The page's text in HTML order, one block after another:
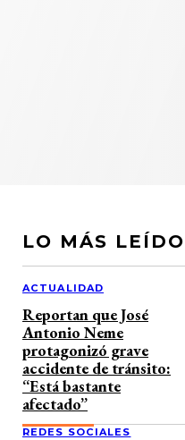
LO MÁS LEÍDO
ACTUALIDAD
Reportan que José
Antonio Neme
protagonizó grave
accidente de tránsito:
“Está bastante
afectado”
REDES SOCIALES